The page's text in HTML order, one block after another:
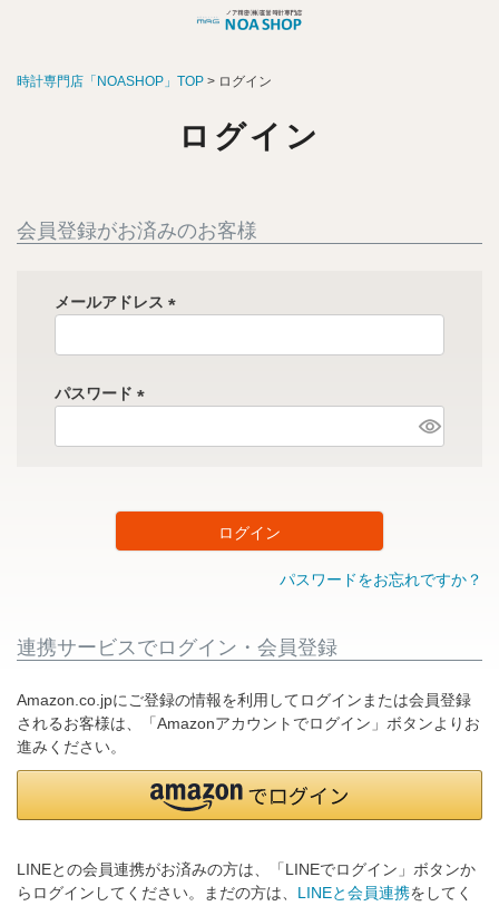
時計専門店「NOASHOP」TOP ログイン
ログイン
会員登録がお済みのお客様
メールアドレス
必
パスワード
必
ログイン
パスワードをお忘れですか？
連携サービスでログイン・会員登録
Amazon.co.jpにご登録の情報を利用してログインまたは会員登録
されるお客様は、「Amazonアカウントでログイン」ボタンよりお
進みください。
LINEとの会員連携がお済みの方は、「LINEでログイン」ボタンか
らログインしてください。まだの方は、 LINEと会員連携をしてく